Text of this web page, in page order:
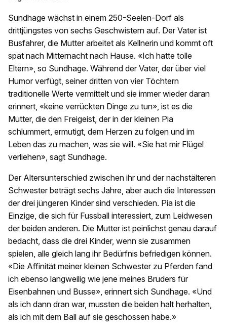
Sundhage wächst in einem 250-Seelen-Dorf als
drittjüngstes von sechs Geschwistern auf. Der Vater ist
Busfahrer, die Mutter arbeitet als Kellnerin und kommt oft
spät nach Mitternacht nach Hause. «Ich hatte tolle
Eltern», so Sundhage. Während der Vater, der über viel
Humor verfügt, seiner dritten von vier Töchtern
traditionelle Werte vermittelt und sie immer wieder daran
erinnert, «keine verrückten Dinge zu tun», ist es die
Mutter, die den Freigeist, der in der kleinen Pia
schlummert, ermutigt, dem Herzen zu folgen und im
Leben das zu machen, was sie will. «Sie hat mir Flügel
verliehen», sagt Sundhage.
Der Altersunterschied zwischen ihr und der nächstälteren
Schwester beträgt sechs Jahre, aber auch die Interessen
der drei jüngeren Kinder sind verschieden. Pia ist die
Einzige, die sich für Fussball interessiert, zum Leidwesen
der beiden anderen. Die Mutter ist peinlichst genau darauf
bedacht, dass die drei Kinder, wenn sie zusammen
spielen, alle gleich lang ihr Bedürfnis befriedigen können.
«Die Affinität meiner kleinen Schwester zu Pferden fand
ich ebenso langweilig wie jene meines Bruders für
Eisenbahnen und Busse», erinnert sich Sundhage. «Und
als ich dann dran war, mussten die beiden halt herhalten,
als ich mit dem Ball auf sie geschossen habe.»